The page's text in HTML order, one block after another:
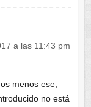
a las 11:43 pm
menos ese,
no está